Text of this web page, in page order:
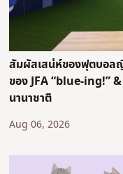
สัมผัสเสน่ห์ของฟุตบอล
ของ JFA “blue-ing!”
นานาชาติ
Aug 06, 2026